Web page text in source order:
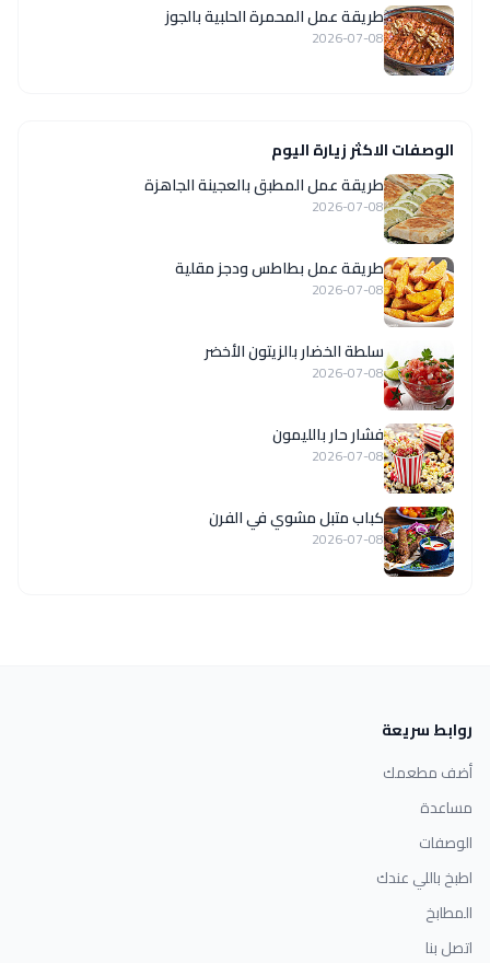
طريقة عمل المحمرة الحلبية بالجوز
2026-07-08
الوصفات الاكثر زيارة اليوم
طريقة عمل المطبق بالعجينة الجاهزة
2026-07-08
طريقة عمل بطاطس ودجز مقلية
2026-07-08
سلطة الخضار بالزيتون الأخضر
2026-07-08
فشار حار بالليمون
2026-07-08
كباب متبل مشوي في الفرن
2026-07-08
روابط سريعة
أضف مطعمك
مساعدة
الوصفات
اطبخ باللي عندك
المطابخ
اتصل بنا